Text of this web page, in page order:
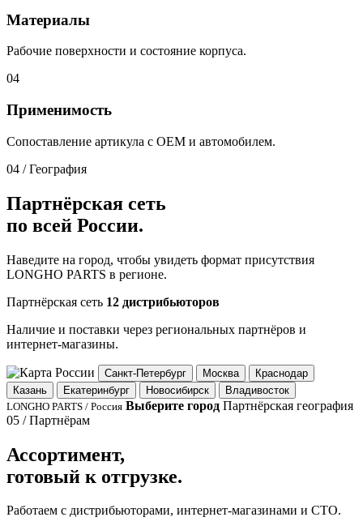
Материалы
Рабочие поверхности и состояние корпуса.
04
Применимость
Сопоставление артикула с OEM и автомобилем.
04 / География
Партнёрская сеть
по всей России.
Наведите на город, чтобы увидеть формат присутствия
LONGHO PARTS в регионе.
Партнёрская сеть 12 дистрибьюторов
Наличие и поставки через региональных партнёров и
интернет-магазины.
Санкт-Петербург Москва
Краснодар
Казань
Екатеринбург Новосибирск
Владивосток
LONGHO PARTS / Россия Выберите город Партнёрская география
05 / Партнёрам
Ассортимент,
готовый к отгрузке.
Работаем с дистрибьюторами, интернет-магазинами и СТО.